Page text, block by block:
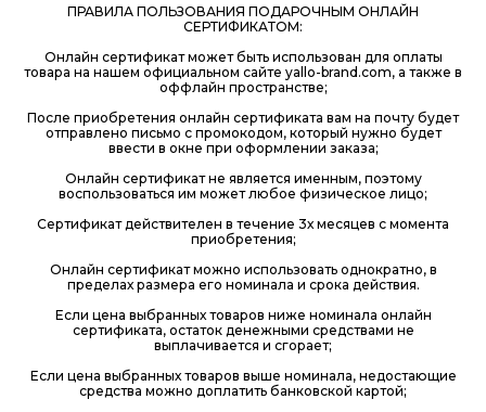
ПРАВИЛА ПОЛЬЗОВАНИЯ ПОДАРОЧНЫМ ОНЛАЙН
СЕРТИФИКАТОМ:
Онлайн сертификат может быть использован для оплаты
товара на нашем официальном сайте yallo-brand.com, а также в
оффлайн пространстве;
После приобретения онлайн сертификата вам на почту будет
отправлено письмо с промокодом, который нужно будет
ввести в окне при оформлении заказа;
Онлайн сертификат не является именным, поэтому
воспользоваться им может любое физическое лицо;
Сертификат действителен в течение 3х месяцев с момента
приобретения;
Онлайн сертификат можно использовать однократно, в
пределах размера его номинала и срока действия.
Если цена выбранных товаров ниже номинала онлайн
сертификата, остаток денежными средствами не
выплачивается и сгорает;
Если цена выбранных товаров выше номинала, недостающие
средства можно доплатить банковской картой;